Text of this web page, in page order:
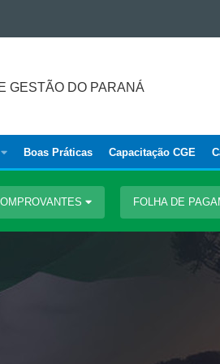
GESTÃO DO PARANÁ
Boas Práticas Capacitação CGE
FOLHA DE